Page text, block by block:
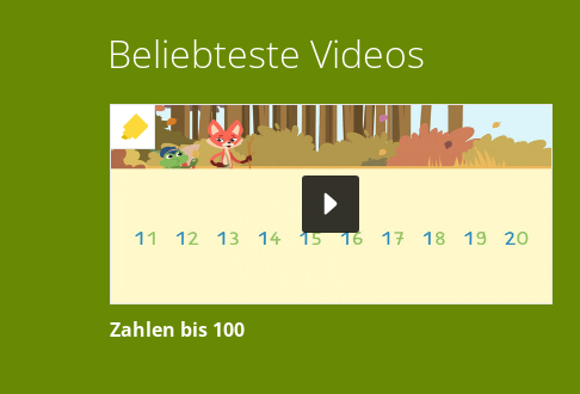
Beliebteste Videos
+ INTERAKTIVE ÜBUNG
Zahlen bis 100